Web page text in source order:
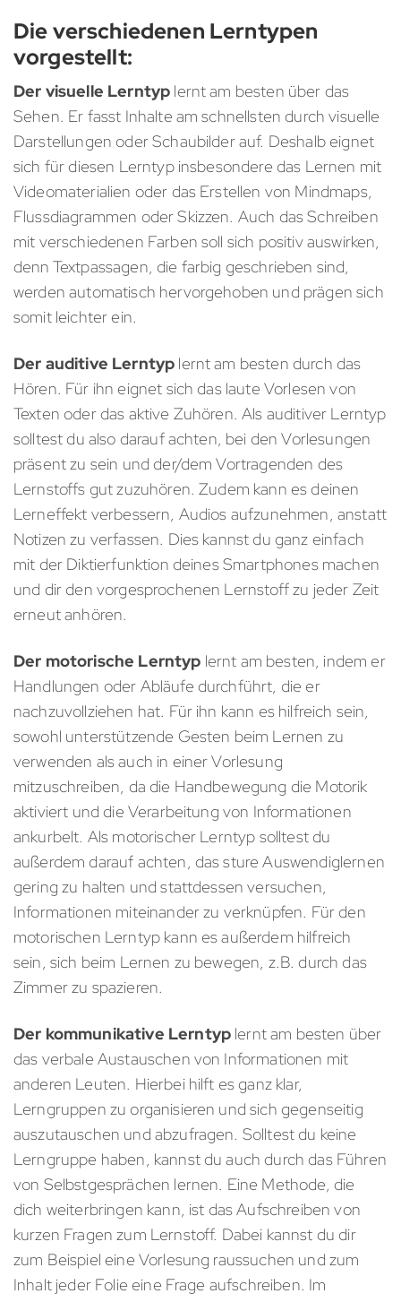
Die verschiedenen Lerntypen
vorgestellt:
Der visuelle Lerntyp lernt am besten über das
Sehen. Er fasst Inhalte am schnellsten durch visuelle
Darstellungen oder Schaubilder auf. Deshalb eignet
sich für diesen Lerntyp insbesondere das Lernen mit
Videomaterialien oder das Erstellen von Mindmaps,
Flussdiagrammen oder Skizzen. Auch das Schreiben
mit verschiedenen Farben soll sich positiv auswirken,
denn Textpassagen, die farbig geschrieben sind,
werden automatisch hervorgehoben und prägen sich
somit leichter ein.
Der auditive Lerntyp lernt am besten durch das
Hören. Für ihn eignet sich das laute Vorlesen von
Texten oder das aktive Zuhören. Als auditiver Lerntyp
solltest du also darauf achten, bei den Vorlesungen
präsent zu sein und der/dem Vortragenden des
Lernstoffs gut zuzuhören. Zudem kann es deinen
Lerneffekt verbessern, Audios aufzunehmen, anstatt
Notizen zu verfassen. Dies kannst du ganz einfach
mit der Diktierfunktion deines Smartphones machen
und dir den vorgesprochenen Lernstoff zu jeder Zeit
erneut anhören.
Der motorische Lerntyp lernt am besten, indem er
Handlungen oder Abläufe durchführt, die er
nachzuvollziehen hat. Für ihn kann es hilfreich sein,
sowohl unterstützende Gesten beim Lernen zu
verwenden als auch in einer Vorlesung
mitzuschreiben, da die Handbewegung die Motorik
aktiviert und die Verarbeitung von Informationen
ankurbelt. Als motorischer Lerntyp solltest du
außerdem darauf achten, das sture Auswendiglernen
gering zu halten und stattdessen versuchen,
Informationen miteinander zu verknüpfen. Für den
motorischen Lerntyp kann es außerdem hilfreich
sein, sich beim Lernen zu bewegen, z.B. durch das
Zimmer zu spazieren.
Der kommunikative Lerntyp lernt am besten über
das verbale Austauschen von Informationen mit
anderen Leuten. Hierbei hilft es ganz klar,
Lerngruppen zu organisieren und sich gegenseitig
auszutauschen und abzufragen. Solltest du keine
Lerngruppe haben, kannst du auch durch das Führen
von Selbstgesprächen lernen. Eine Methode, die
dich weiterbringen kann, ist das Aufschreiben von
kurzen Fragen zum Lernstoff. Dabei kannst du dir
zum Beispiel eine Vorlesung raussuchen und zum
Inhalt jeder Folie eine Frage aufschreiben. Im